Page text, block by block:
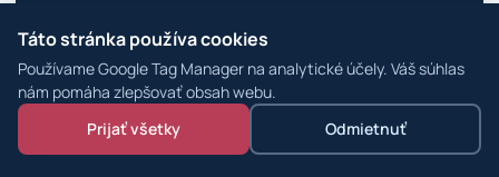
Táto stránka používa cookies
Používame Google Tag Manager na analytické účely. Váš súhlas
nám pomáha zlepšovať obsah webu.
Prijať všetky
Odmietnuť
Vyhlásenie o prístupnosti
Zmeniť nastavenia cookies
© 2026 Poliklinika Tehelná · WordPress špecialisti